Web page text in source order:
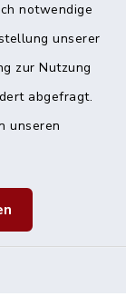
notwendige
unserer
zur Nutzung
abgefragt.
unseren